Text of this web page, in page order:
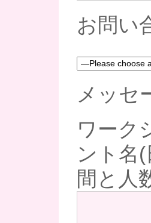
お問い
メッセ
ワーク
ント名
間と人